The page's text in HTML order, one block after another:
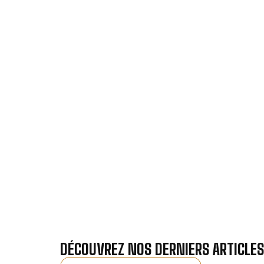
DÉCOUVREZ NOS DERNIERS